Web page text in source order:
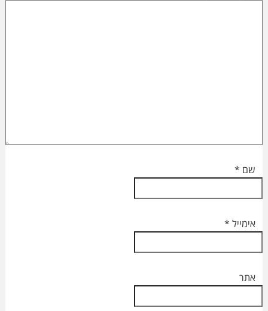
שם *
אימייל *
אתר